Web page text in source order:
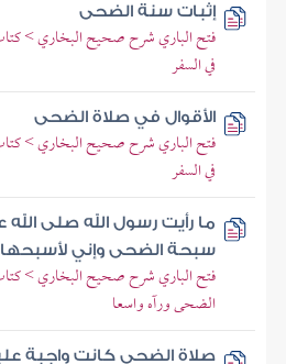
إثبات سنة الضحى
فتح الباري شرح صحيح البخاري >
في السفر
الأقوال في صلاة الضحى
فتح الباري شرح صحيح البخاري >
في السفر
ما رأيت رسول الله صلى
سبحة الضحى وإني لأسبحها
فتح الباري شرح صحيح البخاري >
الضحى ورآه واسعا
صلاة الضحى كانت واجبة